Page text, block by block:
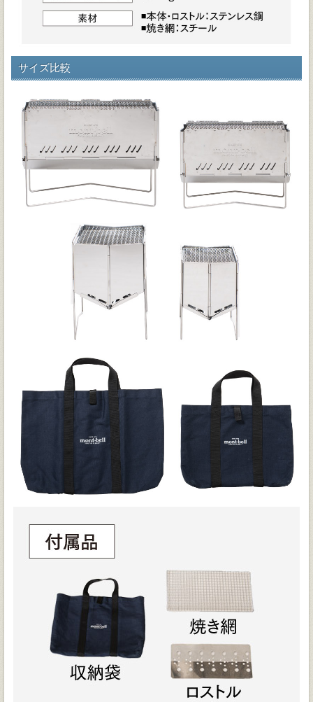
サイズ比較